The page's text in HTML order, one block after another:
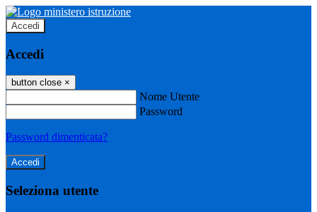
Accedi
Accedi
button close ×
Nome Utente
Password
Password dimenticata?
Seleziona utente